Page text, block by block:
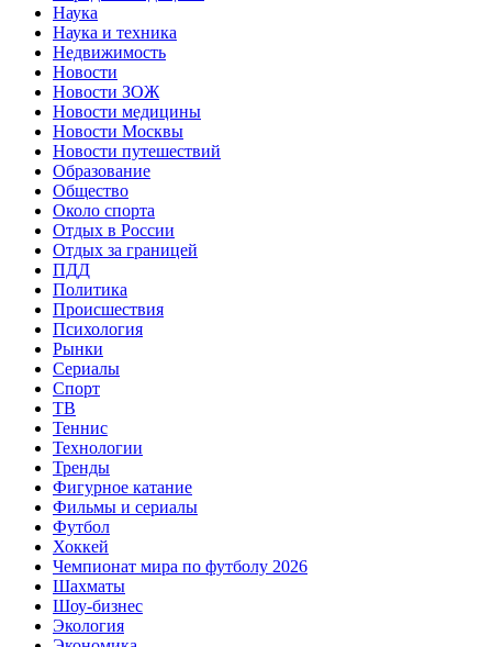
Наука
Наука и техника
Недвижимость
Новости
Новости ЗОЖ
Новости медицины
Новости Москвы
Новости путешествий
Образование
Общество
Около спорта
Отдых в России
Отдых за границей
ПДД
Политика
Происшествия
Психология
Рынки
Сериалы
Спорт
ТВ
Теннис
Технологии
Тренды
Фигурное катание
Фильмы и сериалы
Футбол
Хоккей
Чемпионат мира по футболу 2026
Шахматы
Шоу-бизнес
Экология